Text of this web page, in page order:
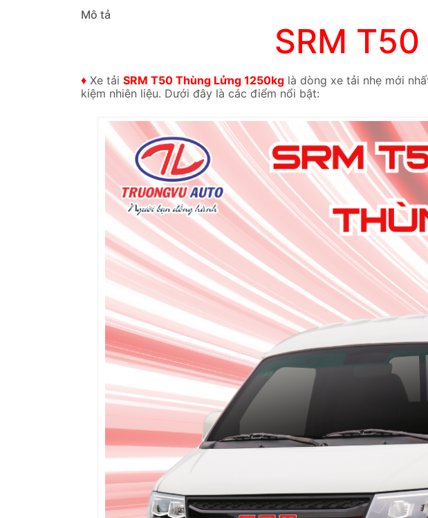
Mô tả
SRM
♦ Xe tải SRM T50 Thùng Lửng 1250kg là dòng xe tải nhẹ mới
kiệm nhiên liệu. Dưới đây là các điểm nổi bật: